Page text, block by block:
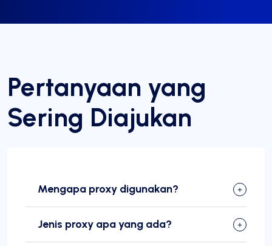
Pertanyaan yang
Sering Diajukan
Mengapa proxy digunakan?
Jenis proxy apa yang ada?